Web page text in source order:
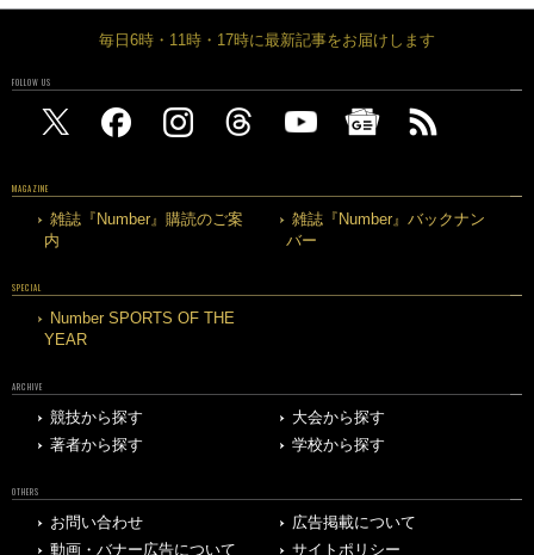
毎日6時・11時・17時に最新記事をお届けします
FOLLOW US
MAGAZINE
雑誌『Number』購読のご案
内
雑誌『Number』バックナン
バー
SPECIAL
Number SPORTS OF THE
YEAR
ARCHIVE
競技から探す
大会から探す
著者から探す
学校から探す
OTHERS
お問い合わせ
広告掲載について
動画・バナー広告について
サイトポリシー